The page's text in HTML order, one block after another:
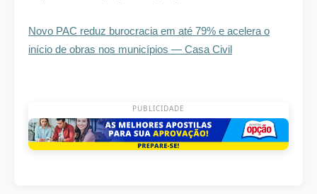
Novo PAC reduz burocracia em até 79% e acelera o
início de obras nos municípios — Casa Civil
PUBLICIDADE